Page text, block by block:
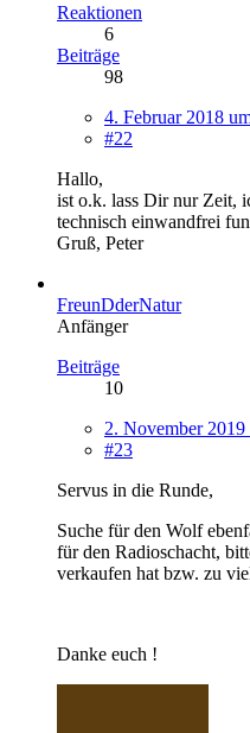
Reaktionen
6
Beiträge
98
4. Februar 2018
#22
Hallo,
ist o.k. lass Dir nur Zeit,
technisch einwandfrei
Gruß, Peter
FreunDderNatur
Anfänger
Beiträge
10
2. November 2019
#23
Servus in die Runde,
Suche für den Wolf
für den Radioschacht,
verkaufen hat bzw. zu
Danke euch !